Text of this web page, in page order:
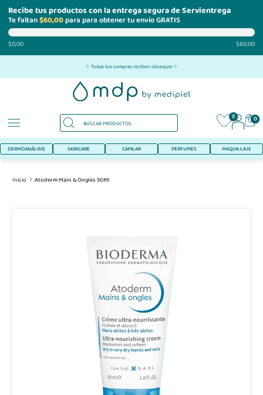
Recibe tus productos con la entrega segura de Servientrega
Te faltan$60,00para para obtener tu envío GRATIS
$0,00 $60,00
al
✨ Todas tus compras reciben obsequio ✨
0 0
DERMOANÁLISIS SKINCARE CAPILAR PERFUMES MAQUILLAJE
Inicio Atoderm Main & Ongles 50Ml